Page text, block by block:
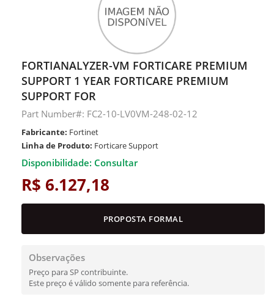
FORTIANALYZER-VM FORTICARE PREMIUM
SUPPORT 1 YEAR FORTICARE PREMIUM
SUPPORT FOR
Part Number#: FC2-10-LV0VM-248-02-12
Fabricante: Fortinet
Linha de Produto: Forticare Support
Disponibilidade: Consultar
R$ 6.127,18
PROPOSTA FORMAL
Observações
Preço para SP contribuinte.
Este preço é válido somente para referência.